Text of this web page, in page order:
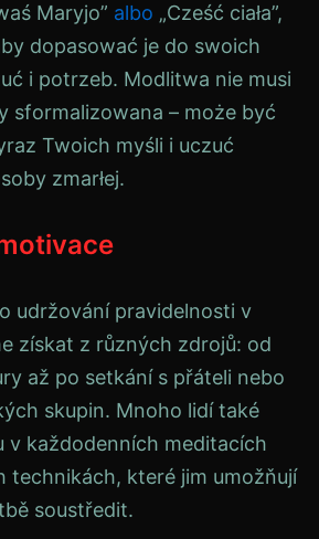
Maryjo” albo „Cześć ciała”,
dopasować je do swoich
i potrzeb. Modlitwa nie musi
sformalizowana – może być
Twoich myśli i uczuć
zmarłej.
udržování pravidelnosti v
získat z různých zdrojů: od
až po setkání s přáteli nebo
skupin. Mnoho lidí také
v každodenních meditacích
technikách, které jim umožňují
soustředit.